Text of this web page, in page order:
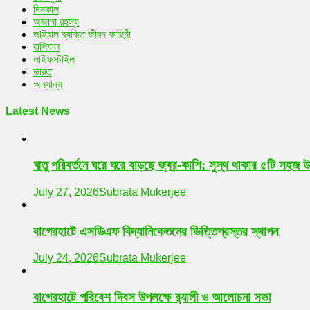
দিনকাল
অজানা রহস্য
ভাইরাল ব্যক্তি জীবন কাহিনী
রাশিফল
লাইফস্টাইল
ভারত
অন্যান্য
Latest News
ঋতু পরিবর্তনে ঘরে ঘরে বাড়ছে জ্বর-কাশি: সুস্থ থাকার ৫টি সহজ
July 27, 2026Subrata Mukerjee
বাগেরহাটে এসডিএফ বিদ্যানিকেতনের ভিত্তিপ্রস্তর স্থাপন
July 24, 2026Subrata Mukerjee
বাগেরহাটে পরিবেশ দিবস উপলক্ষে র‌্যালী ও আলোচনা সভা